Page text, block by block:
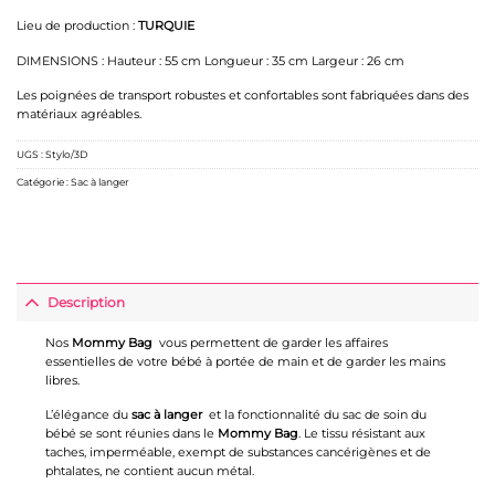
Lieu de production : TURQUIE
DIMENSIONS : Hauteur : 55 cm Longueur : 35 cm Largeur : 26 cm
Les poignées de transport robustes et confortables sont fabriquées dans des
matériaux agréables.
UGS :Stylo/3D
Catégorie :Sac à langer
Description
Nos Mommy Bag vous permettent de garder les affaires
essentielles de votre bébé à portée de main et de garder les mains
libres.
L’élégance du sac à langeret la fonctionnalité du sac de soin du
bébé se sont réunies dans le Mommy Bag. Le tissu résistant aux
taches, imperméable, exempt de substances cancérigènes et de
phtalates, ne contient aucun métal.